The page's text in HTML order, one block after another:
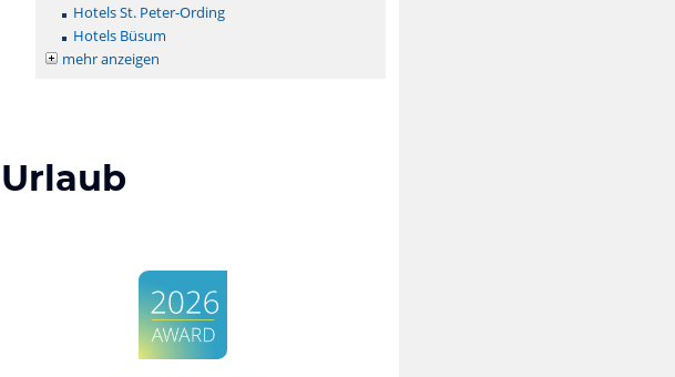
Hotels St. Peter-Ording
Hotels Büsum
mehr anzeigen